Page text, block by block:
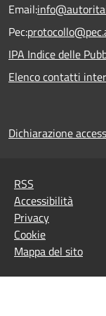
Email:
Pec:
IPA Indice delle
Elenco contatti
Dichiarazione
RSS
Accessibilità
Privacy
Cookie
Mappa del sito